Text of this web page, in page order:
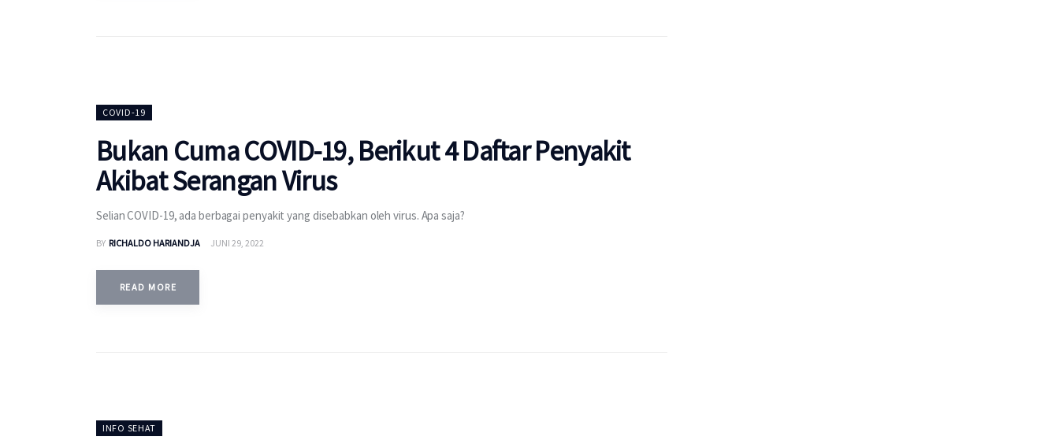
COVID-19
Bukan Cuma COVID-19, Berikut 4 Daftar Penyakit
Akibat Serangan Virus
Selian COVID-19, ada berbagai penyakit yang disebabkan oleh virus. Apa saja?
BY RICHALDO HARIANDJA JUNI 29, 2022
READ MORE
INFO SEHAT